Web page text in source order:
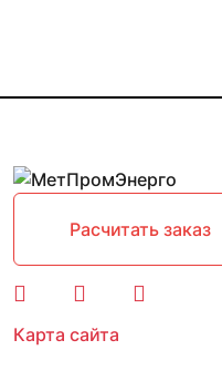
Расчитать заказ
Карта сайта